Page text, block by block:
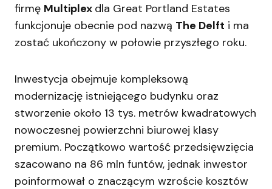
firmę Multiplex dla Great Portland Estates
funkcjonuje obecnie pod nazwą The Delft i ma
zostać ukończony w połowie przyszłego roku.
Inwestycja obejmuje kompleksową
modernizację istniejącego budynku oraz
stworzenie około 13 tys. metrów kwadratowych
nowoczesnej powierzchni biurowej klasy
premium. Początkowo wartość przedsięwzięcia
szacowano na 86 mln funtów, jednak inwestor
poinformował o znaczącym wzroście kosztów